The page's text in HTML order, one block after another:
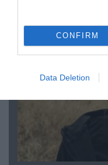
CONFIRM
Data Deletion